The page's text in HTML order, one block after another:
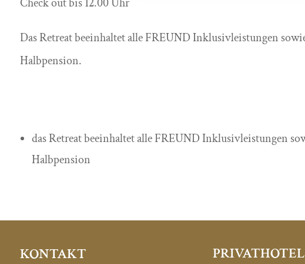
Das Retreat beeinhaltet alle FREUND Inklusivleistungen
Halbpension.
das Retreat beeinhaltet alle FREUND Inklusivleistungen
Halbpension
KONTAKT